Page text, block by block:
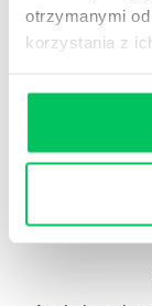
otrzymanymi
korzystania z